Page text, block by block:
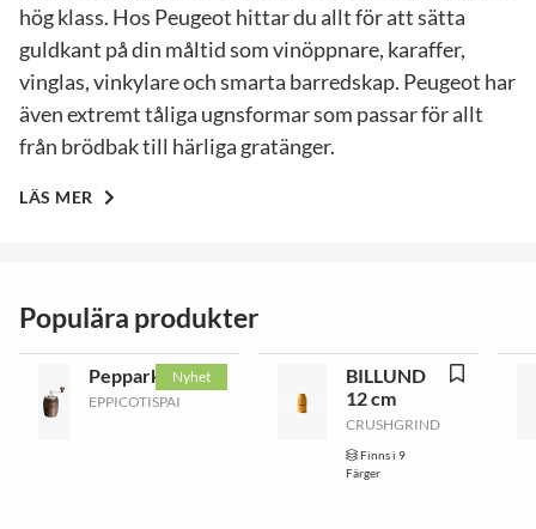
hög klass. Hos Peugeot hittar du allt för att sätta
guldkant på din måltid som vinöppnare, karaffer,
vinglas, vinkylare och smarta barredskap. Peugeot har
även extremt tåliga ugnsformar som passar för allt
från brödbak till härliga gratänger.
LÄS MER
Populära produkter
Nyhet
Pepparkvarn
EPPICOTISPAI
BILLUND
12 cm
CRUSHGRIND
Finns i 9
Färger